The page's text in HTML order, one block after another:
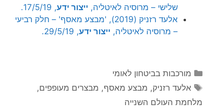
שלישי – מרוסיה לאיטליה, ייצור ידע, 17/5/19.
אלעד רזניק (2019), 'מבצע מאסף' – חלק רביעי
– מרוסיה לאיטליה, ייצור ידע, 29/5/19.
קטגוריות
מורכבות בביטחון לאומי
תגיות
אלעד רזניק, מבצע מאסף, מבצרים מעופפים,
מלחמת העולם השנייה